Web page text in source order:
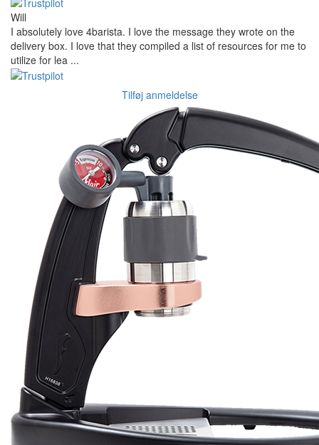
Will
I absolutely love 4barista. I love the message they wrote on the
delivery box. I love that they compiled a list of resources for me to
utilize for lea ...
Tilføj anmeldelse